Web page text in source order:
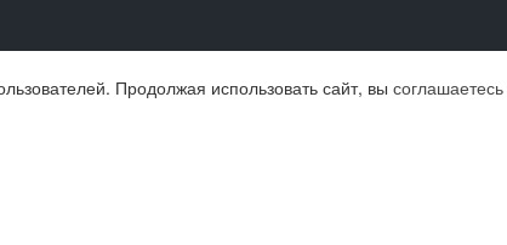
Продолжая использовать сайт, вы соглашаетесь